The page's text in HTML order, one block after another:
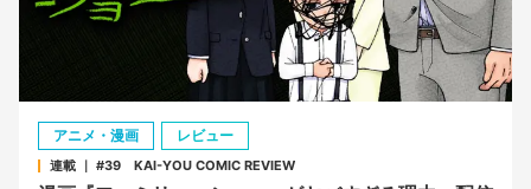
アニメ・漫画 レビュー
連載 ｜ #39 KAI-YOU COMIC REVIEW